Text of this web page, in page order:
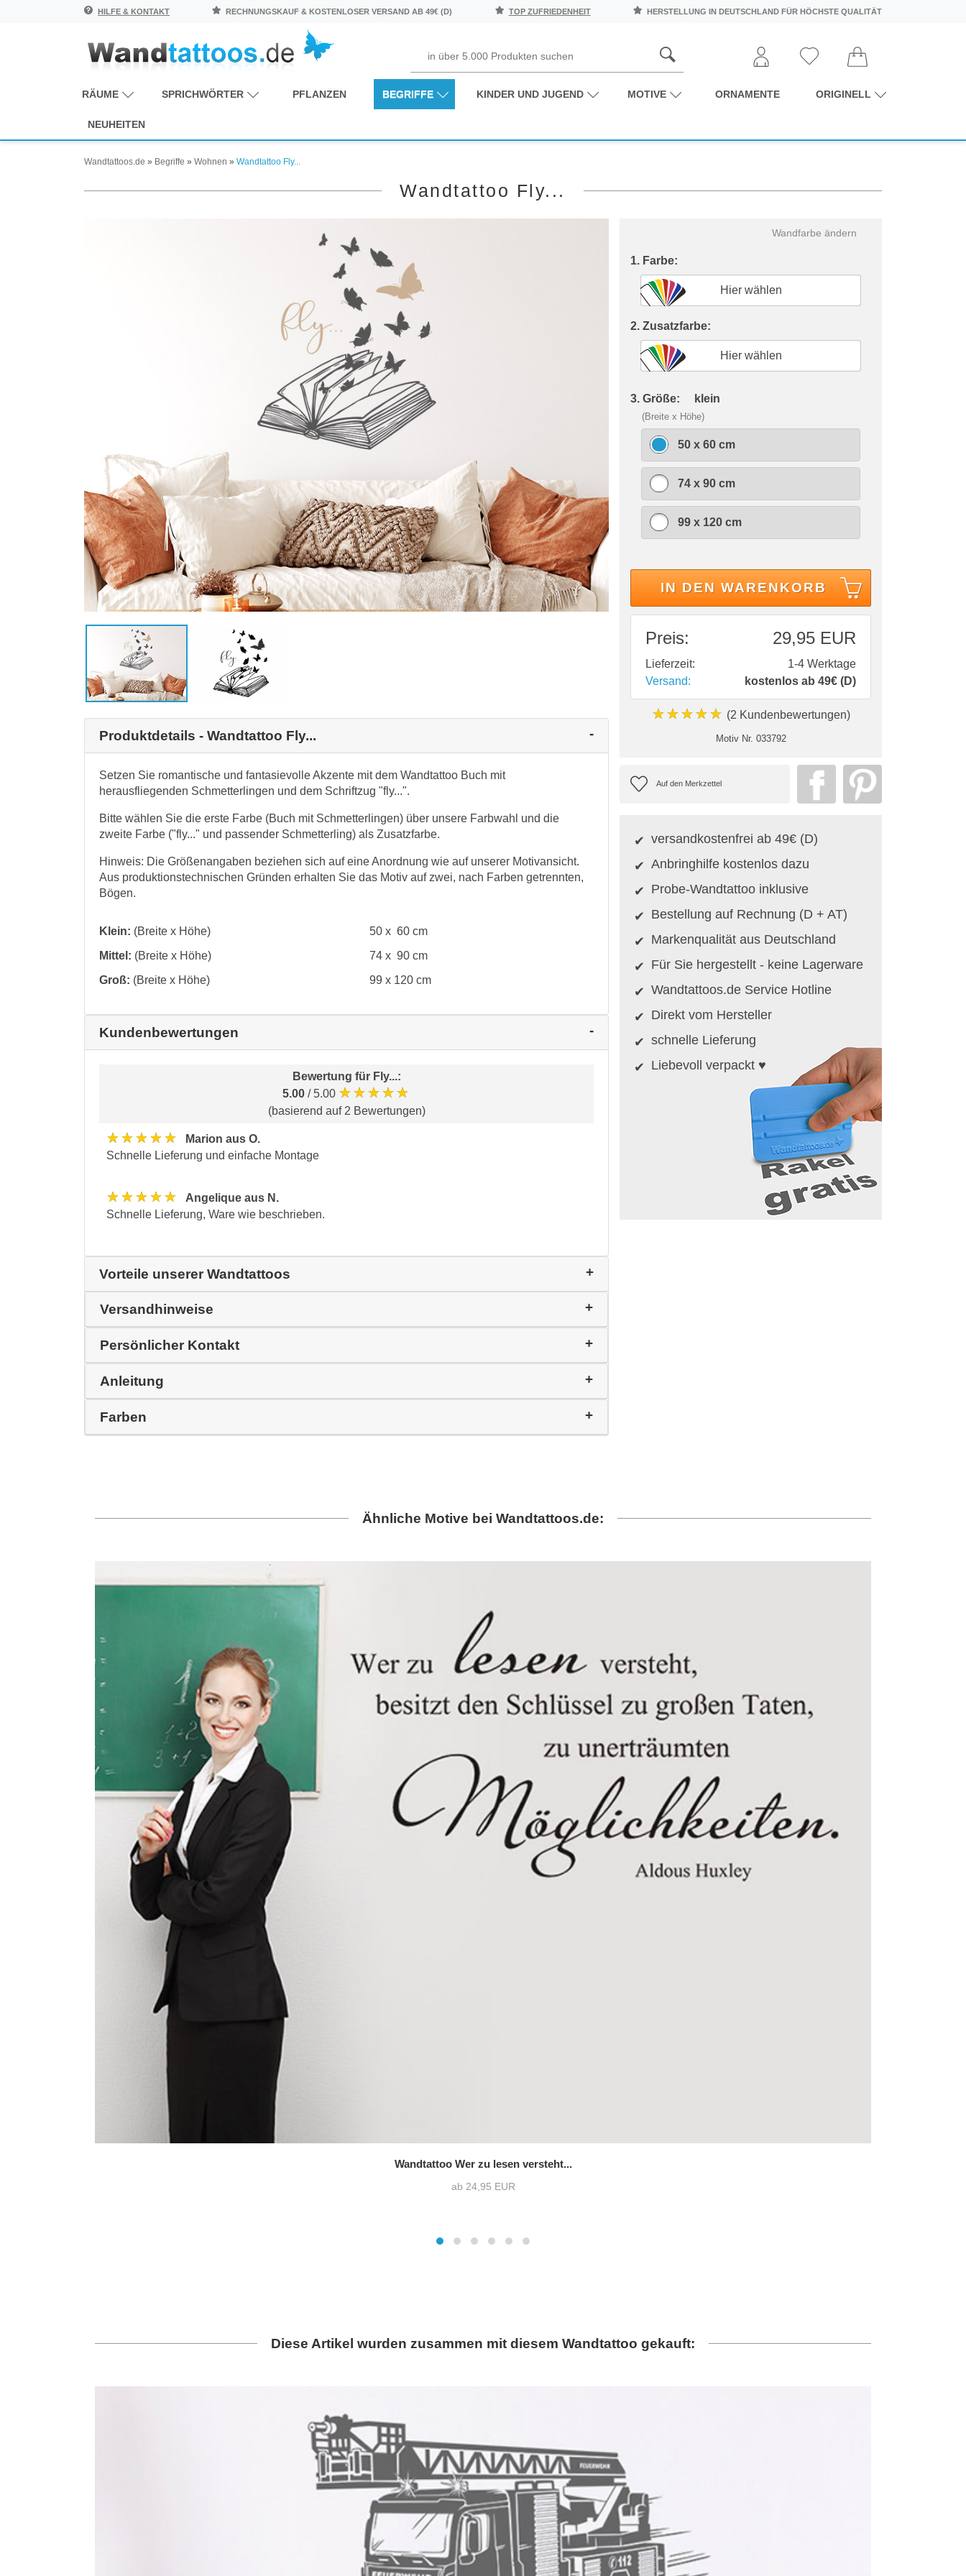
HILFE & KONTAKT RECHNUNGSKAUF & KOSTENLOSER VERSAND AB 49€ (D) TOP ZUFRIEDENHEIT HERSTELLUNG IN DEUTSCHLAND FÜR HÖCHSTE QUALITÄT
RÄUME SPRICHWÖRTER PFLANZEN BEGRIFFE KINDER UND JUGEND MOTIVE ORNAMENTE ORIGINELL
NEUHEITEN
Wandtattoos.de » Begriffe » Wohnen » Wandtattoo Fly...
Wandtattoo Fly...
Produktdetails - Wandtattoo Fly...
Setzen Sie romantische und fantasievolle Akzente mit dem Wandtattoo Buch mit
herausfliegenden Schmetterlingen und dem Schriftzug "fly...".
Bitte wählen Sie die erste Farbe (Buch mit Schmetterlingen) über unsere Farbwahl und die
zweite Farbe ("fly..." und passender Schmetterling) als Zusatzfarbe.
Hinweis: Die Größenangaben beziehen sich auf eine Anordnung wie auf unserer Motivansicht.
Aus produktionstechnischen Gründen erhalten Sie das Motiv auf zwei, nach Farben getrennten,
Bögen.
Klein: (Breite x Höhe)
50 x 60 cm
Mittel: (Breite x Höhe)
74 x 90 cm
Groß: (Breite x Höhe) 99 x 120 cm
Kundenbewertungen
Bewertung für Fly...:
5.00 / 5.00 ★★★★★
(basierend auf 2 Bewertungen)
★★★★★
Marion aus O.
Schnelle Lieferung und einfache Montage
★★★★★
Angelique aus N.
Schnelle Lieferung, Ware wie beschrieben.
Vorteile unserer Wandtattoos
Versandhinweise
Persönlicher Kontakt
Anleitung
Farben
Wandfarbe ändern
1. Farbe:
Hier wählen
2. Zusatzfarbe:
Hier wählen
3. Größe: klein
(Breite x Höhe)
50 x 60 cm
74 x 90 cm
99 x 120 cm
IN DEN WARENKORB
Preis: 29,95 EUR
Lieferzeit:
1-4 Werktage
Versand:
kostenlos ab 49€ (D)
★★★★★ (2 Kundenbewertungen)
Motiv Nr. 033792
versandkostenfrei ab 49€ (D)
Anbringhilfe kostenlos dazu
Probe-Wandtattoo inklusive
Bestellung auf Rechnung (D + AT)
Markenqualität aus Deutschland
Für Sie hergestellt - keine Lagerware
Wandtattoos.de Service Hotline
Direkt vom Hersteller
schnelle Lieferung
Liebevoll verpackt ♥
Ähnliche Motive bei Wandtattoos.de:
Wandtattoo Wer zu lesen versteht...
ab 24,95 EUR
Diese Artikel wurden zusammen mit diesem Wandtattoo gekauft: